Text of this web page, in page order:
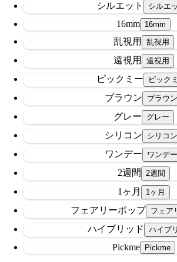
シルエット
16mm
乱視用
遠視用
ピックミー
ブラウン
グレー
シリコン
ワンデー
2週間
1ヶ月
フェアリーポップ
ハイブリッド
Pickme